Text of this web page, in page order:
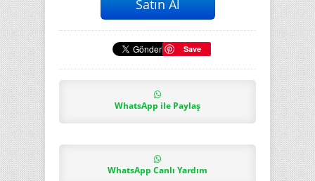
Save
WhatsApp ile Paylaş
WhatsApp Canlı Yardım